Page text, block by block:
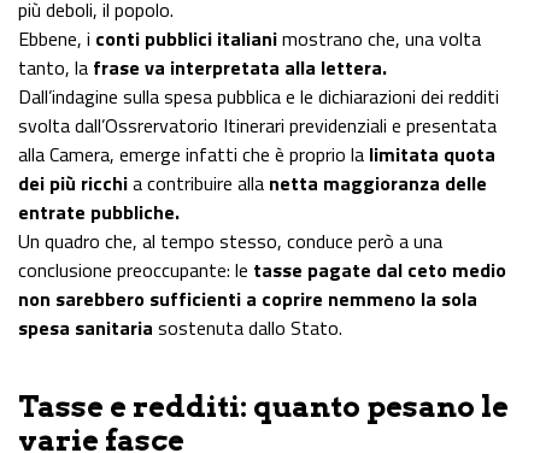
più deboli, il popolo.
Ebbene, i conti pubblici italianimostrano che, una volta
tanto, la frase va interpretata alla lettera.
Dall’indagine sulla spesa pubblica e le dichiarazioni dei redditi
svolta dall’Ossrervatorio Itinerari previdenziali e presentata
alla Camera, emerge infatti che è proprio la limitata quota
dei più ricchia contribuire alla netta maggioranza delle
entrate pubbliche.
Un quadro che, al tempo stesso, conduce però a una
conclusione preoccupante: le tasse pagate dal ceto medio
non sarebbero sufficienti a coprire nemmeno la sola
spesa sanitaria sostenuta dallo Stato.
Tasse e redditi: quanto pesano le
varie fasce